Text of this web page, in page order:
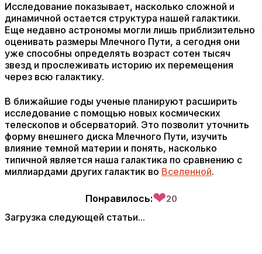
Исследование показывает, насколько сложной и
динамичной остается структура нашей галактики.
Еще недавно астрономы могли лишь приблизительно
оценивать размеры Млечного Пути, а сегодня они
уже способны определять возраст сотен тысяч
звезд и прослеживать историю их перемещения
через всю галактику.
В ближайшие годы ученые планируют расширить
исследование с помощью новых космических
телескопов и обсерваторий. Это позволит уточнить
форму внешнего диска Млечного Пути, изучить
влияние темной материи и понять, насколько
типичной является наша галактика по сравнению с
миллиардами других галактик во Вселенной.
Понравилось:❤20
Загрузка следующей статьи...